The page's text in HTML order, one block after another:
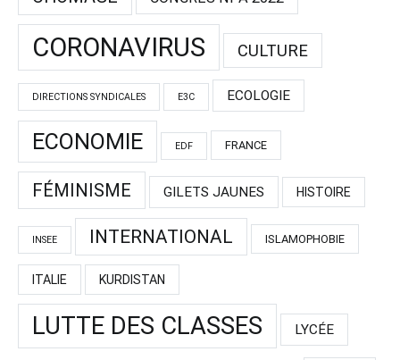
CORONAVIRUS CULTURE
DIRECTIONS SYNDICALES E3C ECOLOGIE
ECONOMIE EDF FRANCE
FÉMINISME GILETS JAUNES HISTOIRE
INSEE INTERNATIONAL ISLAMOPHOBIE
ITALIE KURDISTAN
LUTTE DES CLASSES LYCÉE